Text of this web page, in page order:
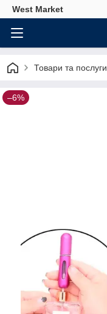
West Market
Товари та послуги
–6%